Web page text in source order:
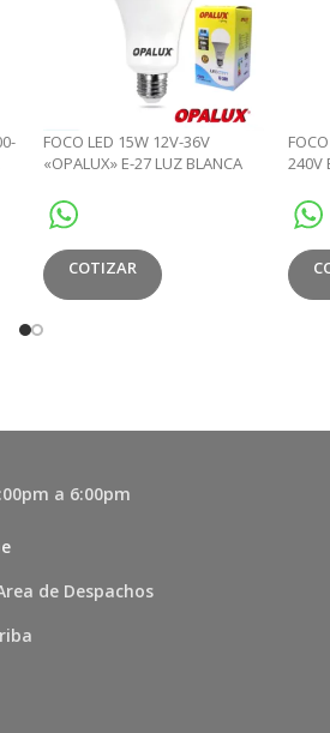
FOCO LED 15W 12V-36V
«OPALUX» E-27 LUZ BLANCA
COTIZAR
240V
a 6:00pm
de Despachos